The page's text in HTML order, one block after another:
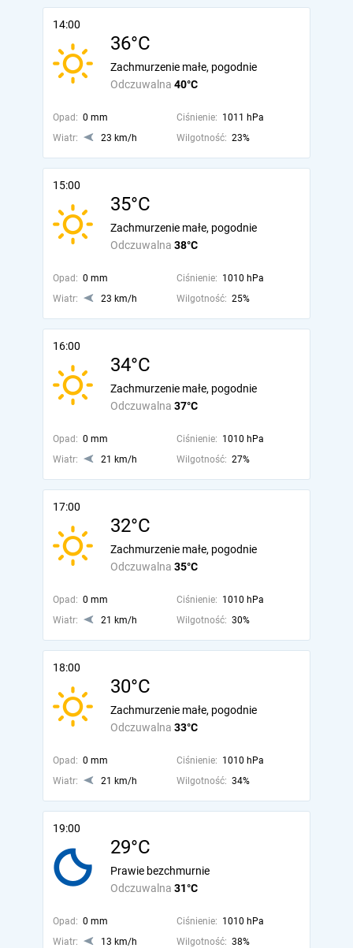
14:00
36°C
Odczuwalna 40°C
Zachmurzenie małe, pogodnie
Opad: 0 mm Ciśnienie: 1011 hPa
Wiatr:
23 km/h Wilgotność: 23%
15:00
35°C
Odczuwalna 38°C
Zachmurzenie małe, pogodnie
Opad: 0 mm Ciśnienie: 1010 hPa
Wiatr:
23 km/h Wilgotność: 25%
16:00
34°C
Odczuwalna 37°C
Zachmurzenie małe, pogodnie
Opad: 0 mm Ciśnienie: 1010 hPa
Wiatr:
21 km/h Wilgotność: 27%
17:00
32°C
Odczuwalna 35°C
Zachmurzenie małe, pogodnie
Opad: 0 mm Ciśnienie: 1010 hPa
Wiatr:
21 km/h Wilgotność: 30%
18:00
30°C
Odczuwalna 33°C
Zachmurzenie małe, pogodnie
Opad: 0 mm Ciśnienie: 1010 hPa
Wiatr:
21 km/h Wilgotność: 34%
19:00
29°C
Odczuwalna 31°C
Prawie bezchmurnie
Opad: 0 mm Ciśnienie: 1010 hPa
Wiatr:
13 km/h Wilgotność: 38%